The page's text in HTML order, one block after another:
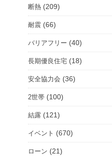
断熱 (209)
耐震 (66)
バリアフリー (40)
長期優良住宅 (18)
安全協力会 (36)
2世帯 (100)
結露 (121)
イベント (670)
ローン (21)